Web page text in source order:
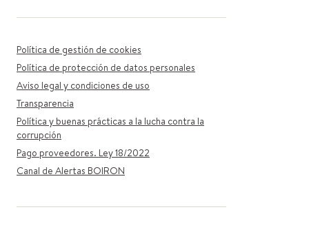
Política de gestión de cookies
Política de protección de datos personales
Aviso legal y condiciones de uso
Transparencia
Política y buenas prácticas a la lucha contra la
corrupción
Pago proveedores. Ley 18/2022
Canal de Alertas BOIRON